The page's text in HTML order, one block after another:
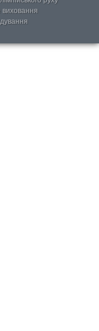
виховання